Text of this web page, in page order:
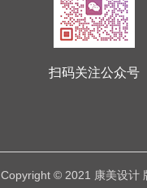
扫码关注公众号
Copyright © 2021 康美设计